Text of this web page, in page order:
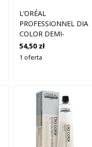
L’ORÉAL
PROFESSIONNEL DIA
COLOR DEMI-
PERMANENTNA
FARBA DO WŁOSÓW
60 ML
54,50 zł
1 oferta